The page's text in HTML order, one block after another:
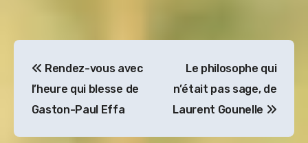
de
l’article
Rendez-vous avec
l’heure qui blesse de
Gaston-Paul Effa
Le philosophe qui
n’était pas sage, de
Laurent Gounelle